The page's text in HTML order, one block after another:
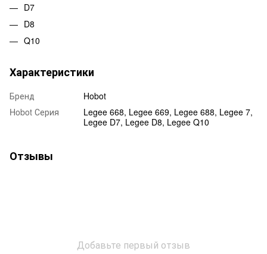
D7
D8
Q10
Характеристики
Бренд
Hobot
Hobot Серия
Legee 668, Legee 669, Legee 688, Legee 7,
Legee D7, Legee D8, Legee Q10
Отзывы
Добавьте первый отзыв